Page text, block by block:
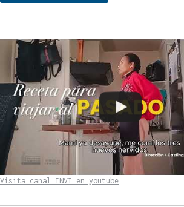
Visita canal INVI en youtube